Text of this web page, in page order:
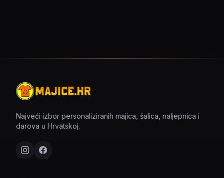
Najveći izbor personaliziranih majica, šalica, naljepnica i
darova u Hrvatskoj.